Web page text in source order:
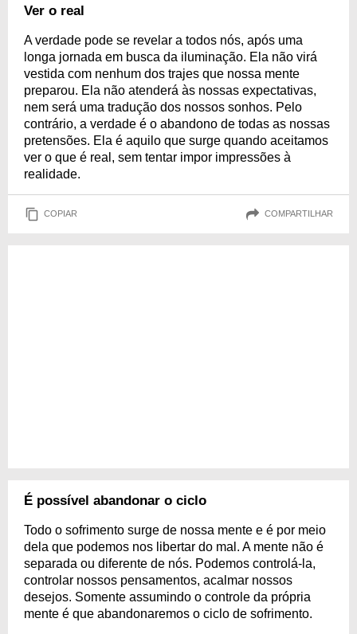
Ver o real
A verdade pode se revelar a todos nós, após uma
longa jornada em busca da iluminação. Ela não virá
vestida com nenhum dos trajes que nossa mente
preparou. Ela não atenderá às nossas expectativas,
nem será uma tradução dos nossos sonhos. Pelo
contrário, a verdade é o abandono de todas as nossas
pretensões. Ela é aquilo que surge quando aceitamos
ver o que é real, sem tentar impor impressões à
realidade.
COPIAR COMPARTILHAR
É possível abandonar o ciclo
Todo o sofrimento surge de nossa mente e é por meio
dela que podemos nos libertar do mal. A mente não é
separada ou diferente de nós. Podemos controlá-la,
controlar nossos pensamentos, acalmar nossos
desejos. Somente assumindo o controle da própria
mente é que abandonaremos o ciclo de sofrimento.